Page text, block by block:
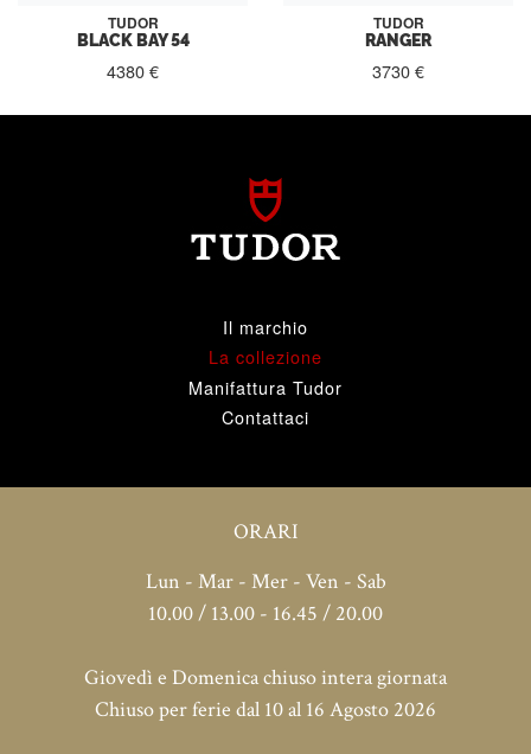
TUDOR
BLACK BAY 54
4380 €
TUDOR
RANGER
3730 €
Il marchio
La collezione
Manifattura Tudor
Contattaci
ORARI
Lun - Mar - Mer - Ven - Sab
10.00 / 13.00 - 16.45 / 20.00
Giovedì e Domenica chiuso intera giornata
Chiuso per ferie dal 10 al 16 Agosto 2026